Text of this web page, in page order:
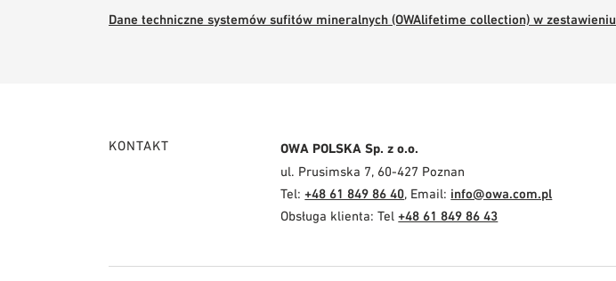
Dane techniczne systemów sufitów mineralnych (OWAlifetime collection) w zestawieniu
KONTAKT OWA POLSKA Sp. z o.o.
ul. Prusimska 7, 60-427 Poznan
Tel:+48 61 849 86 40, Email: info@owa.com.pl
Obsługa klienta: Tel+48 61 849 86 43